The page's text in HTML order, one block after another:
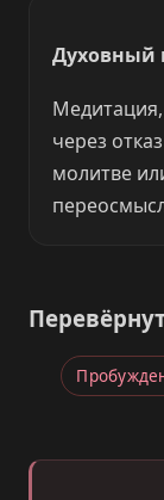
Духовный
через
молитве